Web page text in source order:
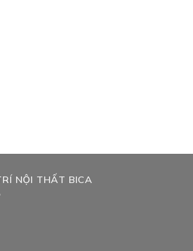
NỘI THẤT BICA